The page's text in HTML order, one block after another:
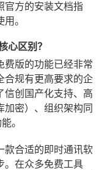
官方的安装文档指
。
心区别？
费版的功能已经非常
合规有更高要求的企
信创国产化支持、高
加密）、组织架构同
。
款合适的即时通讯软
。在众多免费工具